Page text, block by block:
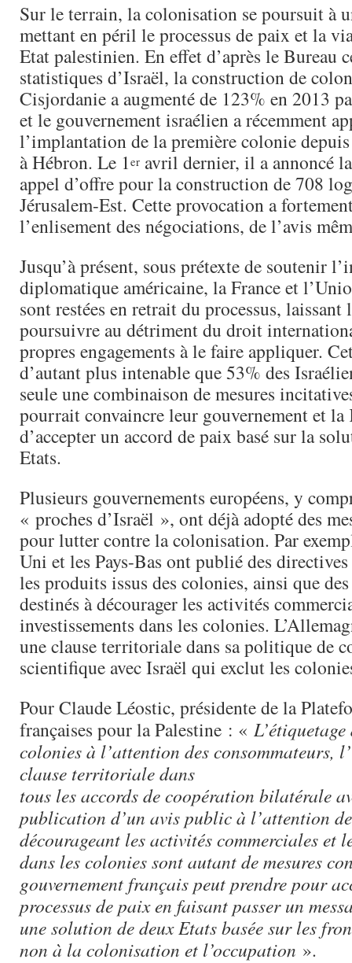
Sur le terrain, la colonisation se poursuit à
mettant en péril le processus de paix et la
Etat palestinien. En effet d’après le Bureau
statistiques d’Israël, la construction de
Cisjordanie a augmenté de 123% en 2013
et le gouvernement israélien a récemment
l’implantation de la première colonie depuis
à Hébron. Le 1er avril dernier, il a annoncé
appel d’offre pour la construction de 708
Jérusalem-Est. Cette provocation a
l’enlisement des négociations, de l’avis
Jusqu’à présent, sous prétexte de soutenir
diplomatique américaine, la France et
sont restées en retrait du processus,
poursuivre au détriment du droit
propres engagements à le faire appliquer.
d’autant plus intenable que 53% des
seule une combinaison de mesures
pourrait convaincre leur gouvernement et la
d’accepter un accord de paix basé sur la
Etats.
Plusieurs gouvernements européens, y
« proches d’Israël », ont déjà adopté des
pour lutter contre la colonisation. Par
Uni et les Pays-Bas ont publié des
les produits issus des colonies, ainsi que
destinés à décourager les activités
investissements dans les colonies.
une clause territoriale dans sa politique de
scientifique avec Israël qui exclut les
Pour Claude Léostic, présidente de la
françaises pour la Palestine : «
colonies à l’attention des consommateurs,
clause territoriale dans
tous les accords de coopération bilatérale
publication d’un avis public à l’attention
décourageant les activités commerciales et
dans les colonies sont autant de mesures
gouvernement français peut prendre pour
processus de paix en faisant passer un
une solution de deux Etats basée sur les
non à la colonisation et l’occupation ».